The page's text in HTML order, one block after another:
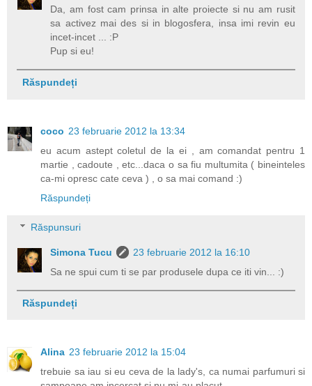
Da, am fost cam prinsa in alte proiecte si nu am rusit
sa activez mai des si in blogosfera, insa imi revin eu
incet-incet ... :P
Pup si eu!
Răspundeți
coco 23 februarie 2012 la 13:34
eu acum astept coletul de la ei , am comandat pentru 1
martie , cadoute , etc...daca o sa fiu multumita ( bineinteles
ca-mi opresc cate ceva ) , o sa mai comand :)
Răspundeți
Răspunsuri
Simona Tucu
23 februarie 2012 la 16:10
Sa ne spui cum ti se par produsele dupa ce iti vin... :)
Răspundeți
Alina 23 februarie 2012 la 15:04
trebuie sa iau si eu ceva de la lady's, ca numai parfumuri si